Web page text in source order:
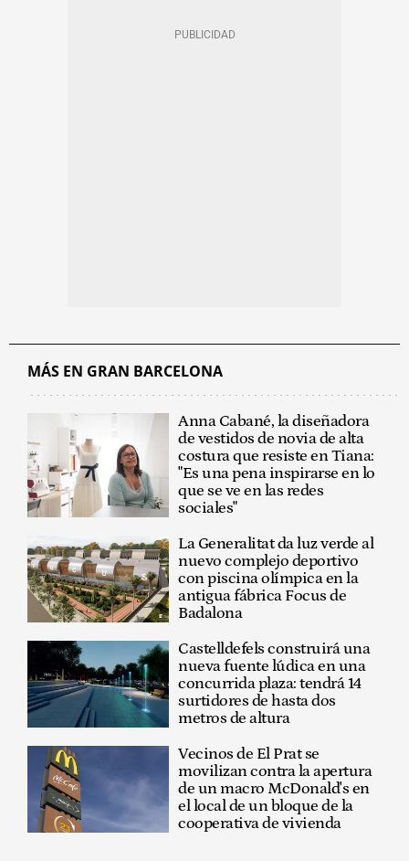
MÁS EN GRAN BARCELONA
Anna Cabané, la diseñadora
de vestidos de novia de alta
costura que resiste en Tiana:
"Es una pena inspirarse en lo
que se ve en las redes
sociales"
La Generalitat da luz verde al
nuevo complejo deportivo
con piscina olímpica en la
antigua fábrica Focus de
Badalona
Castelldefels construirá una
nueva fuente lúdica en una
concurrida plaza: tendrá 14
surtidores de hasta dos
metros de altura
Vecinos de El Prat se
movilizan contra la apertura
de un macro McDonald's en
el local de un bloque de la
cooperativa de vivienda